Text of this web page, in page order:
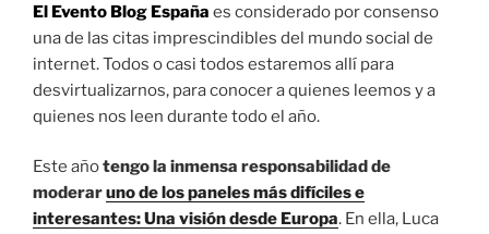
El Evento Blog España es considerado por consenso
una de las citas imprescindibles del mundo social de
internet. Todos o casi todos estaremos allí para
desvirtualizarnos, para conocer a quienes leemos y a
quienes nos leen durante todo el año.
Este añotengo la inmensa responsabilidad de
moderaruno de los paneles más difíciles e
interesantes: Una visión desde Europa. En ella, Luca